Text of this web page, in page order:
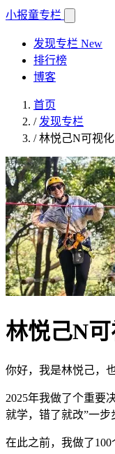
小报童专栏
发现专栏 New
排行榜
博客
首页
/ 发现专栏
/林悦己N可视化
林悦己N
你好，我是林悦己，
2025年我做了个重要
就学，错了就改”一步
在此之前，我做了